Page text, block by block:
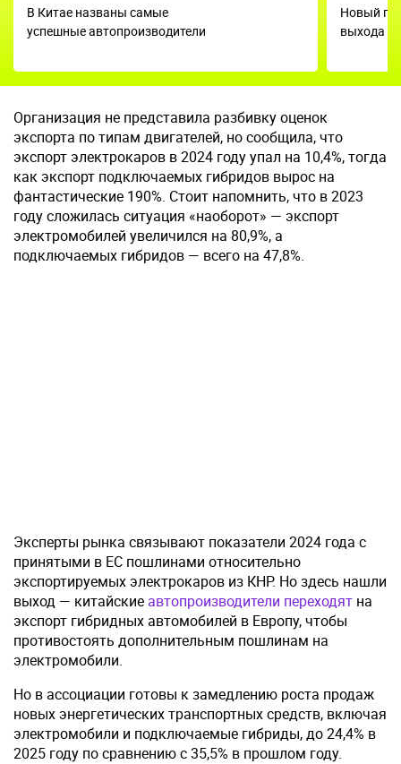
В Китае названы самые
успешные автопроизводители
Новый
выхода
Организация не представила разбивку оценок
экспорта по типам двигателей, но сообщила, что
экспорт электрокаров в 2024 году упал на 10,4%, тогда
как экспорт подключаемых гибридов вырос на
фантастические 190%. Стоит напомнить, что в 2023
году сложилась ситуация «наоборот» — экспорт
электромобилей увеличился на 80,9%, а
подключаемых гибридов — всего на 47,8%.
Эксперты рынка связывают показатели 2024 года с
принятыми в ЕС пошлинами относительно
экспортируемых электрокаров из КНР. Но здесь нашли
выход — китайские автопроизводители переходят на
экспорт гибридных автомобилей в Европу, чтобы
противостоять дополнительным пошлинам на
электромобили.
Но в ассоциации готовы к замедлению роста продаж
новых энергетических транспортных средств, включая
электромобили и подключаемые гибриды, до 24,4% в
2025 году по сравнению с 35,5% в прошлом году.